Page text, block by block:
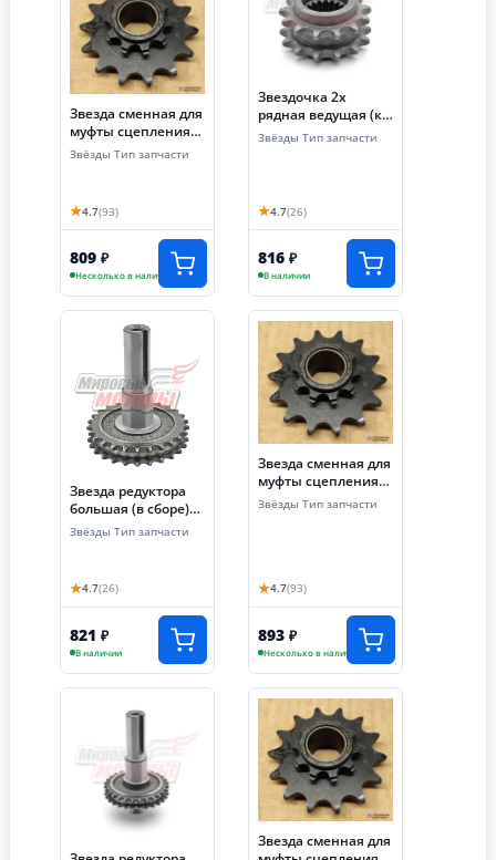
Звезда сменная для
муфты сцепления
(z=14, шаг 12.7,
цепь 428)
Звёзды Тип запчасти
★4.7(93)
809 ₽
Несколько в наличии
Звездочка 2х
рядная ведущая (к/
в) МБ-2М 5-18
(168FL,168F-
Звёзды Тип запчасти
★4.7(26)
816 ₽
В наличии
Звезда редуктора
большая (в сборе)
168F/168F-2L
Звёзды Тип запчасти
★4.7(26)
821 ₽
В наличии
Звезда сменная для
муфты сцепления
(z=12, шаг 15.875,
цепь 520)
Звёзды Тип запчасти
★4.7(93)
893 ₽
Несколько в наличии
Звезда сменная для